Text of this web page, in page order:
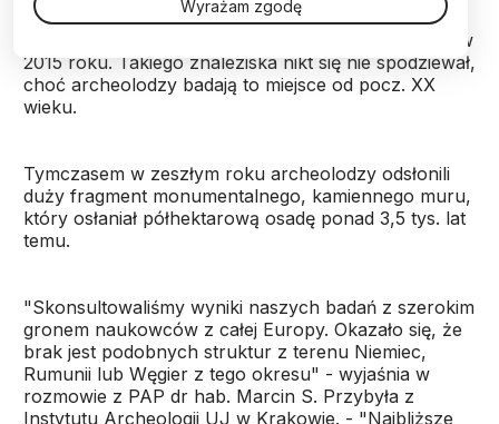
romańskiej, odkryli w Maszkowicach na Górze
Zyndrama badacze z Uniwersytetu Jagiellońskiego w
2015 roku. Takiego znaleziska nikt się nie spodziewał,
choć archeolodzy badają to miejsce od pocz. XX
wieku.
Tymczasem w zeszłym roku archeolodzy odsłonili
duży fragment monumentalnego, kamiennego muru,
który osłaniał półhektarową osadę ponad 3,5 tys. lat
temu.
"Skonsultowaliśmy wyniki naszych badań z szerokim
gronem naukowców z całej Europy. Okazało się, że
brak jest podobnych struktur z terenu Niemiec,
Rumunii lub Węgier z tego okresu" - wyjaśnia w
rozmowie z PAP dr hab. Marcin S. Przybyła z
Instytutu Archeologii UJ w Krakowie. - "Najbliższe
Wyrażam zgodę